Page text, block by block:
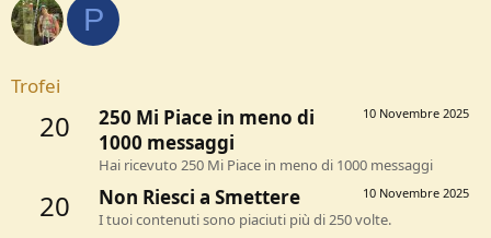
P
Trofei
20 10 Novembre 2025
250 Mi Piace in meno di
1000 messaggi
Hai ricevuto 250 Mi Piace in meno di 1000 messaggi
20 10 Novembre 2025
Non Riesci a Smettere
I tuoi contenuti sono piaciuti più di 250 volte.